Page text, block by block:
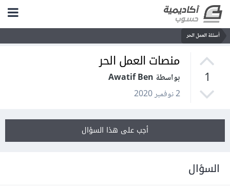
أسئلة العمل الحر
1
منصات العمل الحر
بواسطة Awatif Ben
2 نوفمبر 2020
أجب على هذا السؤال
السؤال